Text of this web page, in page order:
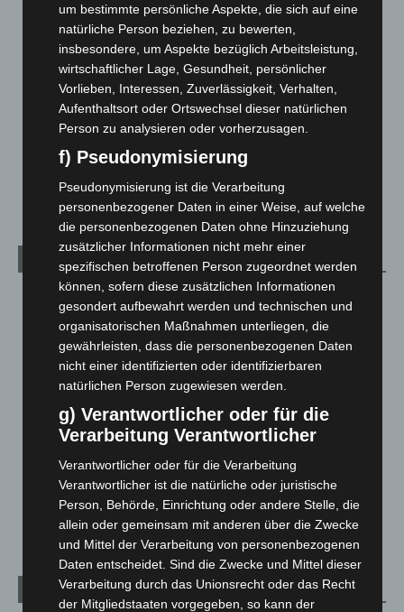
Celle: Mensch stirbt bei Bagger-Unfall auf Baustelle
5. August 2026
Gasleitung bei McDonald’s-Umbau in Langenhagen
beschädigt
5. August 2026
Anklage nach Abschaltung von „Archetyp Market“ erhoben
3. August 2026
Kategorien
2.799
Corona-News
Hannover und Region
5.037
Langenhagen und Ortsteile
Leserbriefe
Menschen
Über uns
Veranstaltungen
1.270
Archiv
um bestimmte persönliche Aspekte, die sich auf eine
natürliche Person beziehen, zu bewerten,
insbesondere, um Aspekte bezüglich Arbeitsleistung,
wirtschaftlicher Lage, Gesundheit, persönlicher
Vorlieben, Interessen, Zuverlässigkeit, Verhalten,
Aufenthaltsort oder Ortswechsel dieser natürlichen
Person zu analysieren oder vorherzusagen.
f) Pseudonymisierung
Pseudonymisierung ist die Verarbeitung
personenbezogener Daten in einer Weise, auf welche
die personenbezogenen Daten ohne Hinzuziehung
zusätzlicher Informationen nicht mehr einer
spezifischen betroffenen Person zugeordnet werden
können, sofern diese zusätzlichen Informationen
gesondert aufbewahrt werden und technischen und
organisatorischen Maßnahmen unterliegen, die
gewährleisten, dass die personenbezogenen Daten
nicht einer identifizierten oder identifizierbaren
natürlichen Person zugewiesen werden.
g) Verantwortlicher oder für die
Verarbeitung Verantwortlicher
Verantwortlicher oder für die Verarbeitung
Verantwortlicher ist die natürliche oder juristische
Person, Behörde, Einrichtung oder andere Stelle, die
allein oder gemeinsam mit anderen über die Zwecke
und Mittel der Verarbeitung von personenbezogenen
Daten entscheidet. Sind die Zwecke und Mittel dieser
Verarbeitung durch das Unionsrecht oder das Recht
der Mitgliedstaaten vorgegeben, so kann der